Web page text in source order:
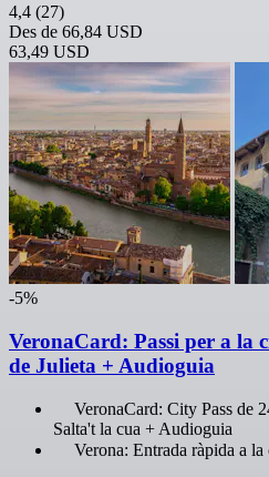
4,4 (27)
Des de 66,84 USD
63,49 USD
-5%
VeronaCard: Passi per a la
de Julieta + Audioguia
VeronaCard: City Pass de
Salta't la cua + Audioguia
Verona: Entrada ràpida a